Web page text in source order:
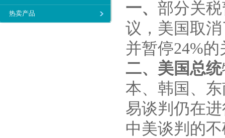
热卖产品 一、 部分关
议，美国取
并暂停24%
二、美国总统
本、韩国、
易谈判仍在
中美谈判的